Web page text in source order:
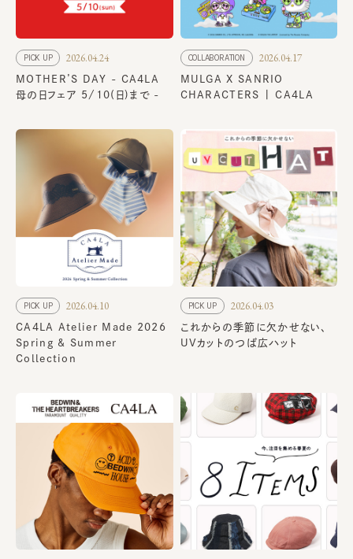
PICK UP 2026.04.24
MOTHER’S DAY - CA4LA
母の日フェア 5/10(日)まで -
COLLABORATION 2026.04.17
MULGA X SANRIO
CHARACTERS | CA4LA
PICK UP 2026.04.10
CA4LA Atelier Made 2026
Spring & Summer
Collection
PICK UP 2026.04.03
これからの季節に欠かせない、
UVカットのつば広ハット